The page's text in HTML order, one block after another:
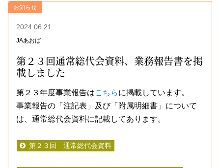
お知らせ
2024.06.21
JAあおば
第２３回通常総代会資料、業務報告書を掲
載しました
第２３年度事業報告はこちらに掲載しています。
事業報告の「注記表」及び「附属明細書」について
は、通常総代会資料に記載してあります。
第２３回 通常総代会資料